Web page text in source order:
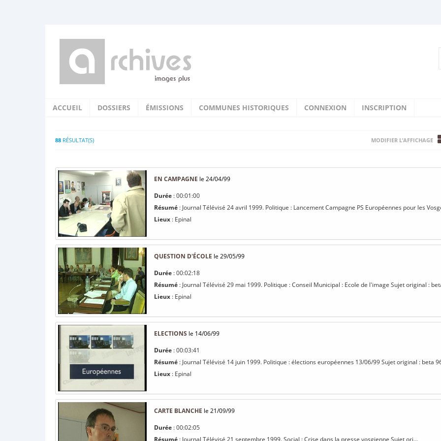
ACCUEIL DOSSIERS ÉMISSIONS COMMUNES HISTORIQUES CONNEXION INSCRIPTION
88 RÉSULTAT(S) MODIFIER L’AFFICHAGE
EN CAMPAGNE le 24/04/99
Durée : 00:01:00
Résumé : Journal Télévisé 24 avril 1999. Politique : Lancement Campagne PS Européennes pour les
Lieux : Epinal
QUESTION D'ÉCOLE le 29/05/99
Durée : 00:02:18
Résumé : Journal Télévisé 29 mai 1999. Politique : Conseil Municipal : Ecole de l'image Sujet original :
Lieux : Epinal
ELECTIONS le 14/06/99
Durée : 00:03:41
Résumé : Journal Télévisé 14 juin 1999. Politique : élections européennes 13/06/99 Sujet original : beta
Lieux : Epinal
CARTE BLANCHE le 21/09/99
Durée : 00:02:05
Résumé : Journal Télévisé 21 septembre 1999. Social : Crise dans la presse vosgienne Sujet ori...